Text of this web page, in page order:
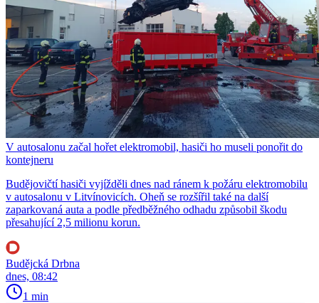
V autosalonu začal hořet elektromobil, hasiči ho museli ponořit do
kontejneru
Budějovičtí hasiči vyjížděli dnes nad ránem k požáru elektromobilu
v autosalonu v Litvínovicích. Oheň se rozšířil také na další
zaparkovaná auta a podle předběžného odhadu způsobil škodu
přesahující 2,5 milionu korun.
Budějcká Drbna
dnes, 08:42
1 min